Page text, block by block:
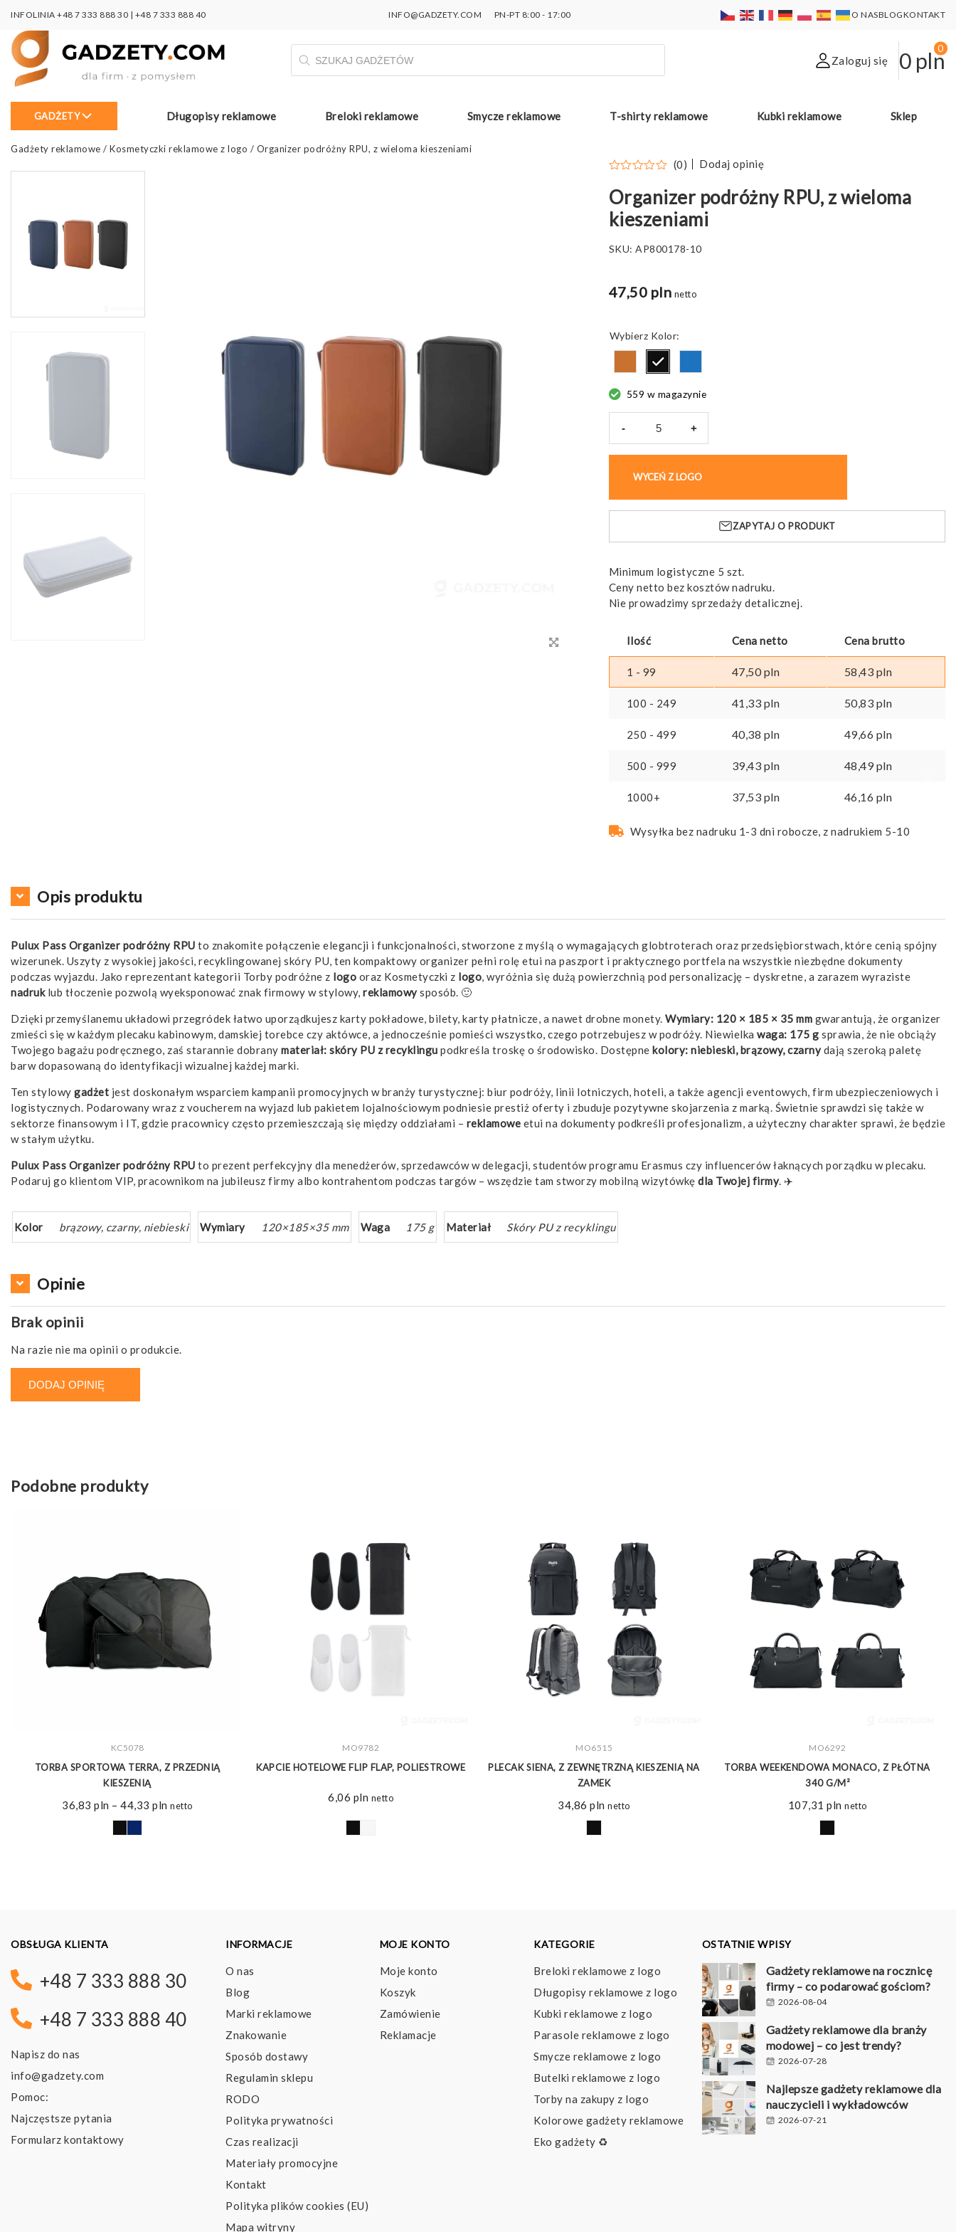
INFOLINIA +48 7 333 888 30 | +48 7 333 888 40 INFO@GADZETY.COM PN-PT 8:00 - 17:00 O NASBLOGKONTAKT
Wyszukiwarka
produktów
Zaloguj się 0 pln
0
GADŻETY Długopisy reklamowe Breloki reklamowe Smycze reklamowe T-shirty reklamowe Kubki reklamowe Sklep
Gadżety reklamowe / Kosmetyczki reklamowe z logo / Organizer podróżny RPU, z wieloma kieszeniami
(0) Dodaj opinię
Organizer podróżny RPU, z wieloma
kieszeniami
SKU:AP800178-10
47,50 pln netto
Kolor
559 w magazynie
-
z
wieloma
+
WYCEŃ Z LOGO
ZAPYTAJ O PRODUKT
Minimum logistyczne 5 szt.
Ceny netto bez kosztów nadruku.
Nie prowadzimy sprzedaży detalicznej.
Ilość Cena netto Cena brutto
1 - 99 47,50pln 58,43 pln
100 - 249 41,33 pln 50,83 pln
250 - 499 40,38 pln 49,66 pln
500 - 999 39,43 pln 48,49pln
1000+ 37,53 pln 46,16 pln
Wysyłka bez nadruku 1-3 dni robocze, z nadrukiem 5-10
Opis produktu
Pulux Pass Organizer podróżny RPU to znakomite połączenie elegancji i funkcjonalności, stworzone z myślą o wymagających globtroterach oraz przedsiębiorstwach, które cenią spójny
wizerunek. Uszyty z wysokiej jakości, recyklingowanej skóry PU, ten kompaktowy organizer pełni rolę etui na paszport i praktycznego portfela na wszystkie niezbędne dokumenty
podczas wyjazdu. Jako reprezentant kategorii Torby podróżne z logo oraz Kosmetyczki z logo , wyróżnia się dużą powierzchnią pod personalizację – dyskretne, a zarazem wyraziste
nadruklub tłoczenie pozwolą wyeksponować znak firmowy w stylowy, reklamowysposób. 🙂
Dzięki przemyślanemu układowi przegródek łatwo uporządkujesz karty pokładowe, bilety, karty płatnicze, a nawet drobne monety. Wymiary: 120 × 185 × 35 mm gwarantują, że organizer
zmieści się w każdym plecaku kabinowym, damskiej torebce czy aktówce, a jednocześnie pomieści wszystko, czego potrzebujesz w podróży. Niewielka waga: 175 g sprawia, że nie obciąży
Twojego bagażu podręcznego, zaś starannie dobrany materiał: skóry PU z recyklingu podkreśla troskę o środowisko. Dostępne kolory: niebieski, brązowy, czarnydają szeroką paletę
barw dopasowaną do identyfikacji wizualnej każdej marki.
Ten stylowy gadżet jest doskonałym wsparciem kampanii promocyjnych w branży turystycznej: biur podróży, linii lotniczych, hoteli, a także agencji eventowych, firm ubezpieczeniowych i
logistycznych. Podarowany wraz z voucherem na wyjazd lub pakietem lojalnościowym podniesie prestiż oferty i zbuduje pozytywne skojarzenia z marką. Świetnie sprawdzi się także w
sektorze finansowym i IT, gdzie pracownicy często przemieszczają się między oddziałami – reklamowe etui na dokumenty podkreśli profesjonalizm, a użyteczny charakter sprawi, że będzie
w stałym użytku.
Pulux Pass Organizer podróżny RPU to prezent perfekcyjny dla menedżerów, sprzedawców w delegacji, studentów programu Erasmus czy influencerów łaknących porządku w plecaku.
Podaruj go klientom VIP, pracownikom na jubileusz firmy albo kontrahentom podczas targów – wszędzie tam stworzy mobilną wizytówkę dla Twojej firmy. ✈️
Kolor brązowy, czarny, niebieski Wymiary 120×185×35 mm Waga 175 g Materiał Skóry PU z recyklingu
Opinie
Brak opinii
Na razie nie ma opinii o produkcie.
DODAJ OPINIĘ
Podobne produkty
ZOBACZ WIĘCEJ
KC5078
TORBA SPORTOWA TERRA, Z PRZEDNIĄ
KIESZENIĄ
36,83pln – 44,33pln Zakres
netto
ZOBACZ WIĘCEJ
MO9782
KAPCIE HOTELOWE FLIP FLAP, POLIESTROWE
6,06 pln netto
ZOBACZ WIĘCEJ
MO6515
PLECAK SIENA, Z ZEWNĘTRZNĄ KIESZENIĄ NA
ZAMEK
34,86pln netto
ZOBACZ WIĘCEJ
MO6292
TORBA WEEKENDOWA MONACO, Z PŁÓTNA
340 G/M²
107,31 pln netto
OBSŁUGA KLIENTA
+48 7 333 888 30
+48 7 333 888 40
Napisz do nas
info@gadzety.com
Pomoc:
Najczęstsze pytania
Formularz kontaktowy
INFORMACJE
O nas
Blog
Marki reklamowe
Znakowanie
Sposób dostawy
Regulamin sklepu
RODO
Polityka prywatności
Czas realizacji
Materiały promocyjne
Kontakt
Polityka plików cookies (EU)
Mapa witryny
MOJE KONTO
Moje konto
Koszyk
Zamówienie
Reklamacje
KATEGORIE
Breloki reklamowe z logo
Długopisy reklamowe z logo
Kubki reklamowe z logo
Parasole reklamowe z logo
Smycze reklamowe z logo
Butelki reklamowe z logo
Torby na zakupy z logo
Kolorowe gadżety reklamowe
Eko gadżety ♻️
OSTATNIE WPISY
Gadżety reklamowe na rocznicę
firmy – co podarować gościom?
2026-08-04
Gadżety reklamowe dla branży
modowej – co jest trendy?
2026-07-28
Najlepsze gadżety reklamowe dla
nauczycieli i wykładowców
2026-07-21